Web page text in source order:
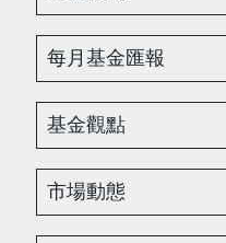
每月基金匯報
基金觀點
市場動態